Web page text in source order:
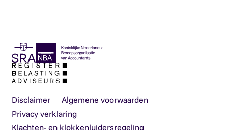
Disclaimer
Algemene voorwaarden
Privacy verklaring
Klachten- en klokkenluidersregeling